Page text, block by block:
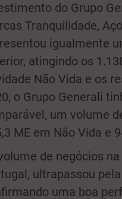
do Grupo
Tranquilidade,
igualmente
atingindo os
Não Vida e os
o Grupo Generali
um volume
ME em Não Vida e
de negócios
ultrapassou
uma boa